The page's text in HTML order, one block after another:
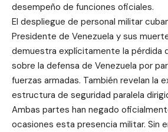
desempeño de funciones oficiales.
El despliegue de personal militar
Presidente de Venezuela y sus
demuestra explícitamente la pérdida
sobre la defensa de Venezuela por
fuerzas armadas. También revelan la
estructura de seguridad paralela
Ambas partes han negado
ocasiones esta presencia militar. Sin